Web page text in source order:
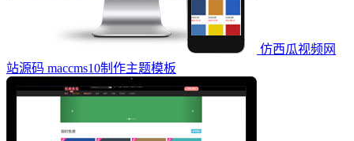
仿西瓜视频网
站源码 maccms10制作主题模板